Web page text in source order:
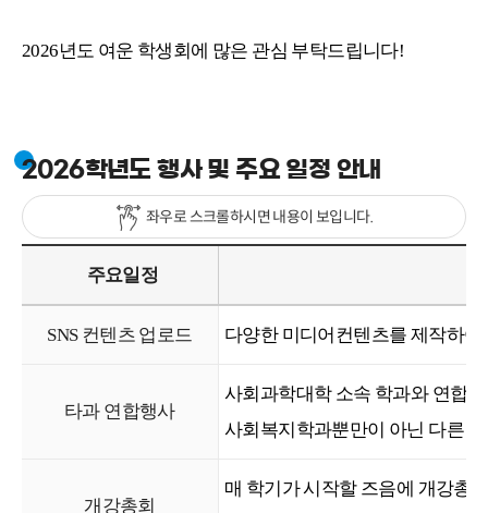
2026년도 여운 학생회에 많은 관심 부탁드립니다!
2026학년도 행사 및 주요 일정 안내
좌우로 스크롤하시면 내용이 보입니다.
주요일정
SNS 컨텐츠 업로드 다양한 미디어컨텐츠를 제작하여
타과 연합행사
사회과학대학 소속 학과와 연합
사회복지학과뿐만이 아닌 다른
개강총회
매 학기가 시작할 즈음에 개강총